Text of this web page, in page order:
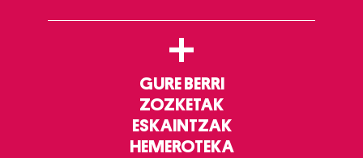
+
GURE BERRI
ZOZKETAK
ESKAINTZAK
HEMEROTEKA